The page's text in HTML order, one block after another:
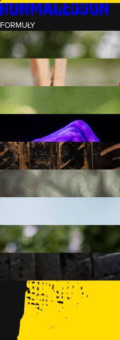
FORMUŁY
INTRO (¼)
15 PRZESZKÓD
3 KM+
REKRUT (½)
30 PRZESZKÓD
RUNMAGEDDON
50 PRZESZKÓD
12 KM+
NOCNY REKRUT (½)
30 PRZESZKÓD
6 KM+
INTRO U-16
15 PRZESZKÓD
3 KM+
RUNMAGEDDON HARDCORE
70 PRZESZKÓD
21 KM+
FAMILY
15 PRZESZKÓD
2 KM+
KIDS
15 PRZESZKÓD
1 KM+
TRENINGI
WYDARZENIA
RUNMAGEDDON LUBLIN
RUNMAGEDDON ERGO
RUNMAGEDDON KIDS: DEMO